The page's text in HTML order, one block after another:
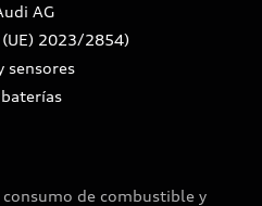
AG
2023/2854)
sensores
de combustible y